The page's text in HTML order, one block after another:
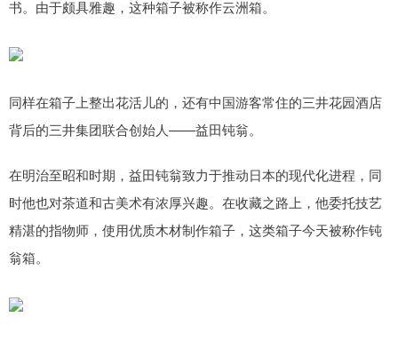
书。由于颇具雅趣，这种箱子被称作云洲箱。
同样在箱子上整出花活儿的，还有中国游客常住的三井花园酒店
背后的三井集团联合创始人——益田钝翁。
在明治至昭和时期，益田钝翁致力于推动日本的现代化进程，同
时他也对茶道和古美术有浓厚兴趣。在收藏之路上，他委托技艺
精湛的指物师，使用优质木材制作箱子，这类箱子今天被称作钝
翁箱。